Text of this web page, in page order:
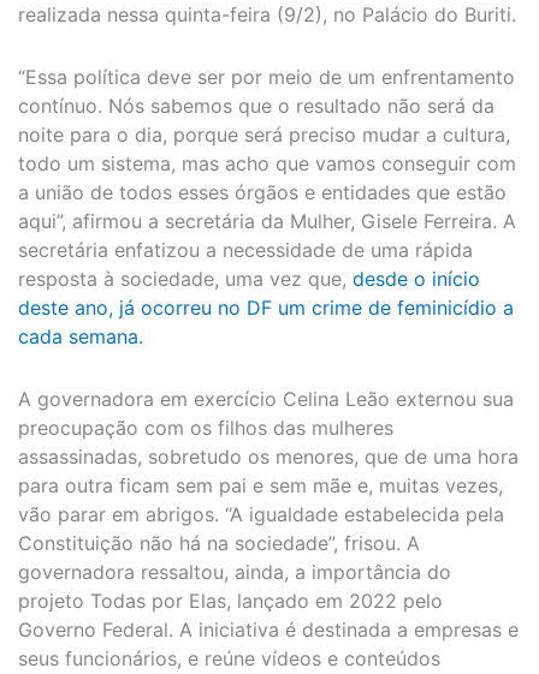
realizada nessa quinta-feira (9/2), no Palácio do Buriti.
“Essa política deve ser por meio de um enfrentamento
contínuo. Nós sabemos que o resultado não será da
noite para o dia, porque será preciso mudar a cultura,
todo um sistema, mas acho que vamos conseguir com
a união de todos esses órgãos e entidades que estão
aqui”, afirmou a secretária da Mulher, Gisele Ferreira. A
secretária enfatizou a necessidade de uma rápida
resposta à sociedade, uma vez que, desde o início
deste ano, já ocorreu no DF um crime de feminicídio a
cada semana.
A governadora em exercício Celina Leão externou sua
preocupação com os filhos das mulheres
assassinadas, sobretudo os menores, que de uma hora
para outra ficam sem pai e sem mãe e, muitas vezes,
vão parar em abrigos. “A igualdade estabelecida pela
Constituição não há na sociedade”, frisou. A
governadora ressaltou, ainda, a importância do
projeto Todas por Elas, lançado em 2022 pelo
Governo Federal. A iniciativa é destinada a empresas e
seus funcionários, e reúne vídeos e conteúdos